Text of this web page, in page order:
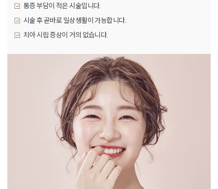
통증 부담이 적은 시술입니다.
시술 후 곧바로 일상생활이 가능합니다.
치아 시림 증상이 거의 없습니다.